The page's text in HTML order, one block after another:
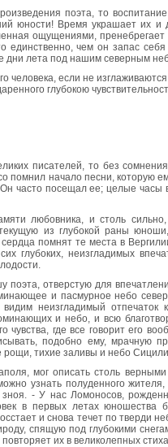
поэта, то
юности! Время украшает их
ощущениями,
единственно, чем он запас
дни лета под нашим северным
человека, если не
глубокою
писателей, то без
начало песни, которую
часто посещал ее; целые часы
любовника, и столь
из глубокой раны
помнят те места в
глубоких, неизгладимых
поэта, отверстую для
и пасмурное небо
неизгладимый отпечаток
и небо, и всю
чувства, где все говорит его
подобно ему, мрачную
тихие заливы и небо
мог описать столь
узнать полуденного
- У нас Ломоносов,
в первых летах
и снова течет по тверди
спящую под глубокими
их в великолепных